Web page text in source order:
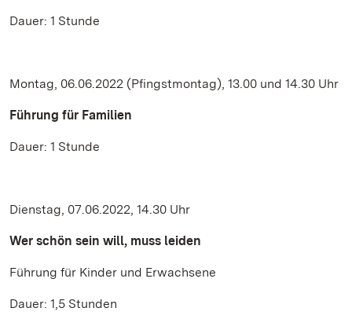
Dauer: 1 Stunde
Montag, 06.06.2022 (Pfingstmontag), 13.00 und 14.30 Uhr
Führung für Familien
Dauer: 1 Stunde
Dienstag, 07.06.2022, 14.30 Uhr
Wer schön sein will, muss leiden
Führung für Kinder und Erwachsene
Dauer: 1,5 Stunden